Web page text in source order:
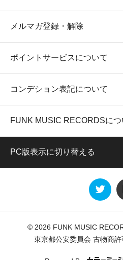
メルマガ登録・解除
ポイントサービスについて
コンデション表記について
FUNK MUSIC RECORDSにつ
PC版表示に切り替える
© 2026 FUNK MUSIC
東京都公安委員会 古物商